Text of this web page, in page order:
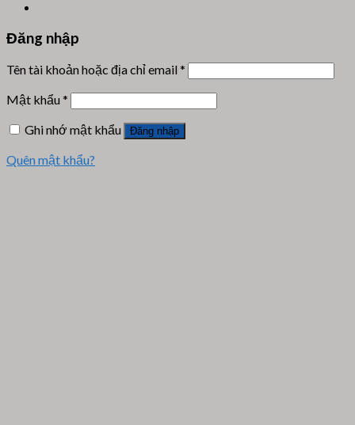
Đăng nhập
Tên tài khoản hoặc địa chỉ email*
Mật khẩu*
Ghi nhớ mật khẩu
Đăng nhập
Quên mật khẩu?